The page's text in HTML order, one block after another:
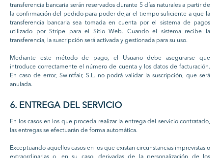
transferencia bancaria serán reservados durante 5 días naturales a partir de
la confirmación del pedido para poder dejar el tiempo suficiente a que la
transferencia bancaria sea tomada en cuenta por el sistema de pagos
utilizado por Stripe para el Sitio Web. Cuando el sistema recibe la
transferencia, la suscripción será activada y gestionada para su uso.
Mediante este método de pago, el Usuario debe asegurarse que
introduce correctamente el número de cuenta y los datos de facturación.
En caso de error, Swintfair, S.L. no podrá validar la suscripción, que será
anulada.
6. ENTREGA DEL SERVICIO
En los casos en los que proceda realizar la entrega del servicio contratado,
las entregas se efectuarán de forma automática.
Exceptuando aquellos casos en los que existan circunstancias imprevistas o